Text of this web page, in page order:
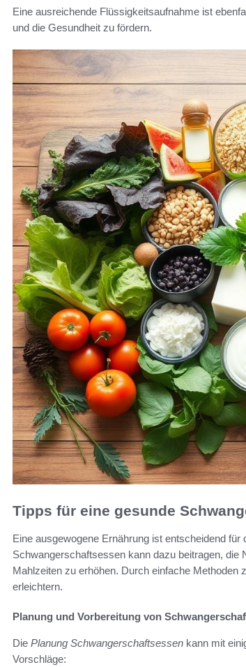
Eine ausreichende Flüssigkeitsaufnahme ist
und die Gesundheit zu fördern.
Tipps für eine gesunde
Eine ausgewogene Ernährung ist entscheidend
Schwangerschaftsessen kann dazu beitragen, die
Mahlzeiten zu erhöhen. Durch einfache Methoden
erleichtern.
Planung und Vorbereitung von
Die Planung Schwangerschaftsessen kann mit
Vorschläge: